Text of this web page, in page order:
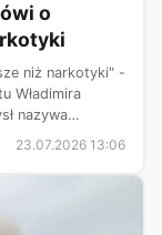
o
niż narkotyki" -
Władimira
nazywa
przekonanie.
23.07.2026 13:06